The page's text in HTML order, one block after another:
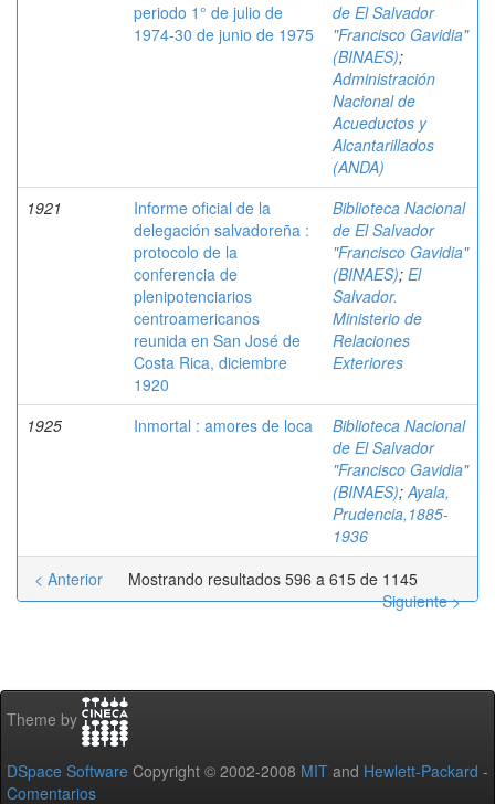
periodo 1° de julio de
1974-30 de junio de 1975
de El Salvador
"Francisco Gavidia"
(BINAES);
Administración
Nacional de
Acueductos y
Alcantarillados
(ANDA)
1921
Informe oficial de la
delegación salvadoreña :
protocolo de la
conferencia de
plenipotenciarios
centroamericanos
reunida en San José de
Costa Rica, diciembre
1920
Biblioteca Nacional
de El Salvador
"Francisco Gavidia"
(BINAES); El
Salvador.
Ministerio de
Relaciones
Exteriores
1925 Inmortal : amores de loca
Biblioteca Nacional
de El Salvador
"Francisco Gavidia"
(BINAES);Ayala,
Prudencia,1885-
1936
Mostrando resultados 596 a 615 de 1145
< Anterior
Siguiente >
Theme by
DSpace Software Copyright © 2002-2008 MIT and Hewlett-Packard -
Comentarios